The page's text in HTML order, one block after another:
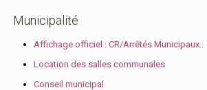
Municipalité
Affichage officiel : CR/Arrêtés Municipaux..
Location des salles communales
Conseil municipal